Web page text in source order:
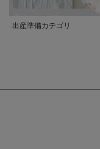
出産準備カテゴリ